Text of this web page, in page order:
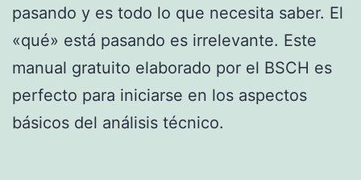
pasando y es todo lo que necesita saber. El
«qué» está pasando es irrelevante. Este
manual gratuito elaborado por el BSCH es
perfecto para iniciarse en los aspectos
básicos del análisis técnico.